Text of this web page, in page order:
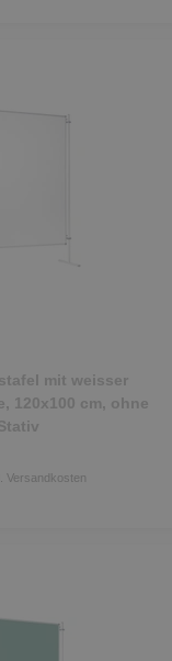
mit weisser
120x100 cm, ohne
Versandkosten